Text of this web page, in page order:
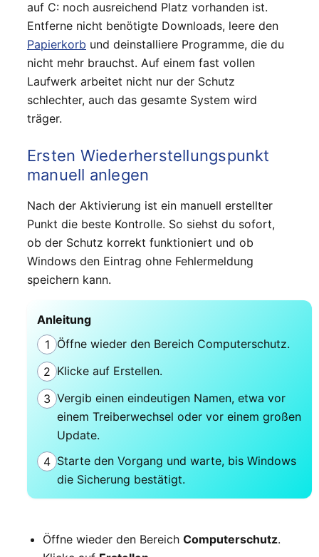
auf C: noch ausreichend Platz vorhanden ist.
Entferne nicht benötigte Downloads, leere den
Papierkorb und deinstalliere Programme, die du
nicht mehr brauchst. Auf einem fast vollen
Laufwerk arbeitet nicht nur der Schutz
schlechter, auch das gesamte System wird
träger.
Ersten Wiederherstellungspunkt
manuell anlegen
Nach der Aktivierung ist ein manuell erstellter
Punkt die beste Kontrolle. So siehst du sofort,
ob der Schutz korrekt funktioniert und ob
Windows den Eintrag ohne Fehlermeldung
speichern kann.
Anleitung
1 Öffne wieder den Bereich Computerschutz.
2 Klicke auf Erstellen.
3 Vergib einen eindeutigen Namen, etwa vor
einem Treiberwechsel oder vor einem großen
Update.
4 Starte den Vorgang und warte, bis Windows
die Sicherung bestätigt.
Öffne wieder den BereichComputerschutz.